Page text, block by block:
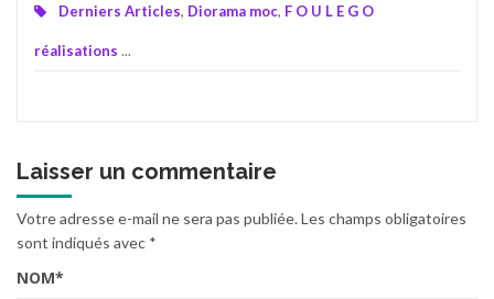
Derniers Articles, Diorama moc, F O U L E G O
réalisations ...
Laisser un commentaire
Votre adresse e-mail ne sera pas publiée.Les champs obligatoires
sont indiqués avec *
NOM*